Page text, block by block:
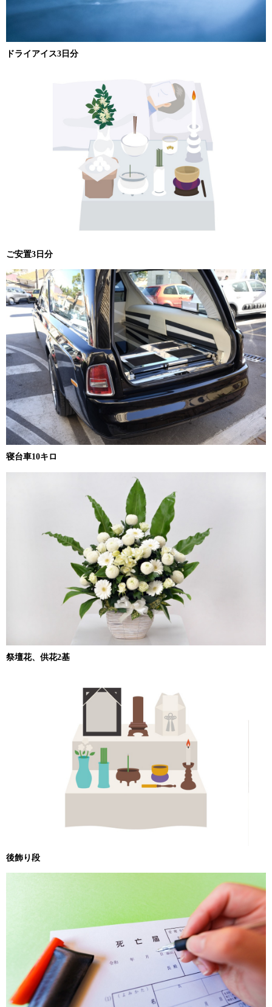
ドライアイス3日分
ご安置3日分
寝台車10キロ
祭壇花、供花2基
後飾り段